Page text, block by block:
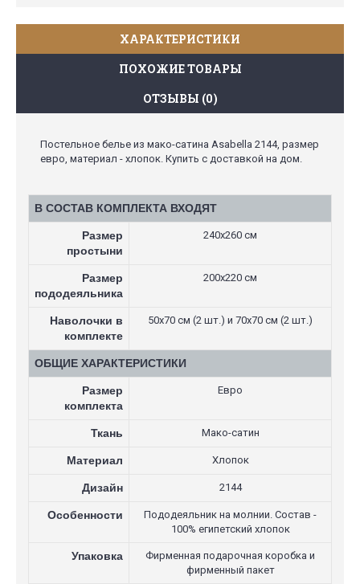
ХАРАКТЕРИСТИКИ
ПОХОЖИЕ ТОВАРЫ
ОТЗЫВЫ (0)
Постельное белье из мако-сатина Asabella 2144, размер
евро, материал - хлопок. Купить с доставкой на дом.
В СОСТАВ КОМПЛЕКТА ВХОДЯТ
Размер
простыни
240х260 см
Размер
пододеяльника
200х220 см
Наволочки в
комплекте
50х70 см (2 шт.) и 70х70 см (2 шт.)
ОБЩИЕ ХАРАКТЕРИСТИКИ
Размер
комплекта
Евро
Ткань Мако-сатин
Материал Хлопок
Дизайн 2144
Особенности
Пододеяльник на молнии. Состав -
100% египетский хлопок
Упаковка
Фирменная подарочная коробка и
фирменный пакет